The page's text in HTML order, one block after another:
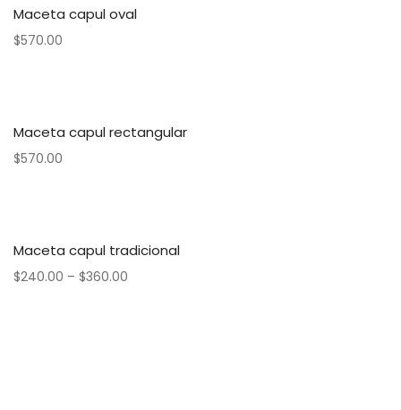
Maceta capul oval
$570.00
Maceta capul rectangular
$570.00
Maceta capul tradicional
$240.00 – $360.00